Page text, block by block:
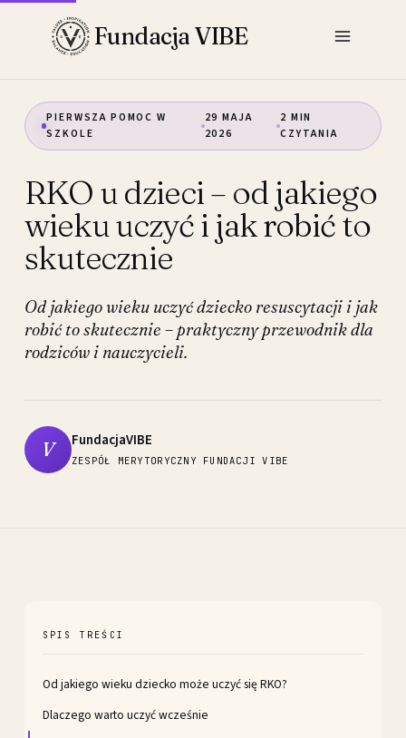
Fundacja VIBE
PIERWSZA POMOC W
SZKOLE
29 MAJA
2026
2 MIN
CZYTANIA
RKO u dzieci – od jakiego
wieku uczyć i jak robić to
skutecznie
Od jakiego wieku uczyć dziecko resuscytacji i jak
robić to skutecznie – praktyczny przewodnik dla
rodziców i nauczycieli.
V FundacjaVIBE
ZESPÓŁ MERYTORYCZNY FUNDACJI VIBE
SPIS TREŚCI
Od jakiego wieku dziecko może uczyć się RKO?
Dlaczego warto uczyć wcześnie